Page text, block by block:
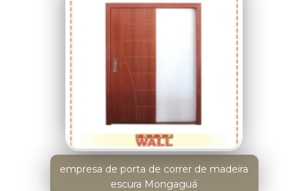
empresa de porta de correr de madeira
escura Mongaguá